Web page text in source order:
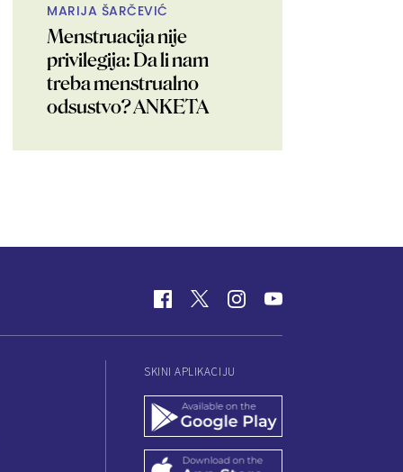
MARIJA ŠARČEVIĆ
Menstruacija nije
privilegija: Da li nam
treba menstrualno
odsustvo? ANKETA
SKINI APLIKACIJU